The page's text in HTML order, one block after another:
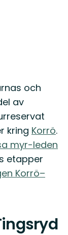
och
av
kring Korrö.
myr-leden
etapper
Korrö–